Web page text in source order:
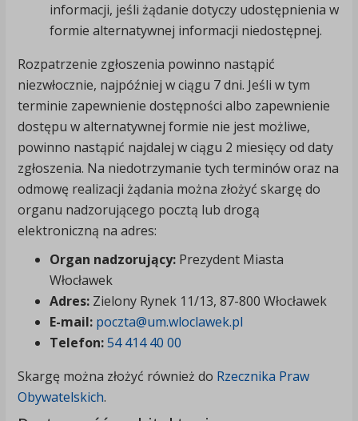
informacji, jeśli żądanie dotyczy udostępnienia w
formie alternatywnej informacji niedostępnej.
Rozpatrzenie zgłoszenia powinno nastąpić
niezwłocznie, najpóźniej w ciągu 7 dni. Jeśli w tym
terminie zapewnienie dostępności albo zapewnienie
dostępu w alternatywnej formie nie jest możliwe,
powinno nastąpić najdalej w ciągu 2 miesięcy od daty
zgłoszenia. Na niedotrzymanie tych terminów oraz na
odmowę realizacji żądania można złożyć skargę do
organu nadzorującego pocztą lub drogą
elektroniczną na adres:
Organ nadzorujący: Prezydent Miasta
Włocławek
Adres: Zielony Rynek 11/13, 87-800 Włocławek
E-mail: poczta@um.wloclawek.pl
Telefon:54 414 40 00
Skargę można złożyć również do Rzecznika Praw
Obywatelskich.